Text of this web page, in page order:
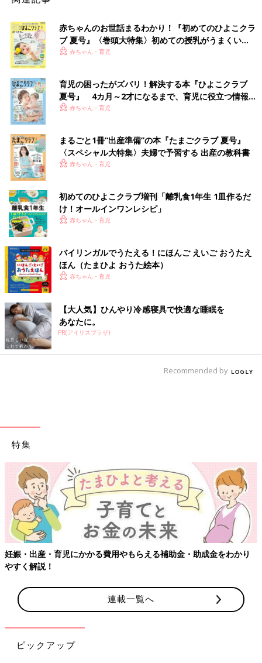
赤ちゃんのお世話まるわかり！『初めてのひよこクラ
ブ 夏号』〈巻頭大特集〉初めての授乳がうまくい
く！ おっぱい・ミルクの基本と夏のトラブル 解決テ
赤ちゃん・育児
育児の困ったがズバリ！解決する本『ひよこクラブ
夏号』 4カ月～2才になるまで、育児に役立つ情報が
いっぱい！
赤ちゃん・育児
まるごと1冊“出産準備”の本『たまごクラブ 夏号』
〈スペシャル大特集〉夫婦で予習する 出産の教科書
赤ちゃん・育児
初めてのひよこクラブ増刊「離乳食1年生 1皿作るだ
け！オールインワン​レシピ」
赤ちゃん・育児
バイリンガルでうたえる！にほんご えいご おうたえ
ほん（たまひよ おうた絵本）
赤ちゃん・育児
【大人気】ひんやり冷感寝具で快適な睡眠を
あなたに。
PR(アイリスプラザ)
Recommended by
特集
妊娠・出産・育児にかかる費用やもらえる補助金・助成金をわかり
やすく解説！
連載一覧へ
ピックアップ